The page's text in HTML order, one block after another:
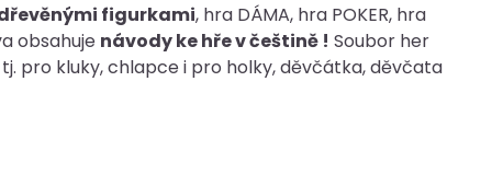
figurkami, hra DÁMA, hra POKER, hra
obsahuje návody ke hře v češtině ! Soubor her
pro kluky, chlapce i pro holky, děvčátka, děvčata